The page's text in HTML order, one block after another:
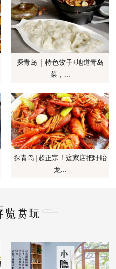
探青岛 | 特色饺子+地道青岛
菜，...
探青岛|超正宗！这家店把盱眙
龙...